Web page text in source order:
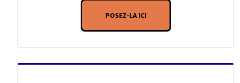
POSEZ-LA ICI